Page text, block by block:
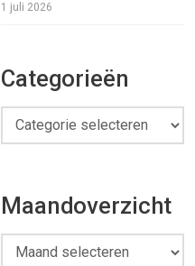
1 juli 2026
Categorieën
Categorieën
Maandoverzicht
Maandoverzicht